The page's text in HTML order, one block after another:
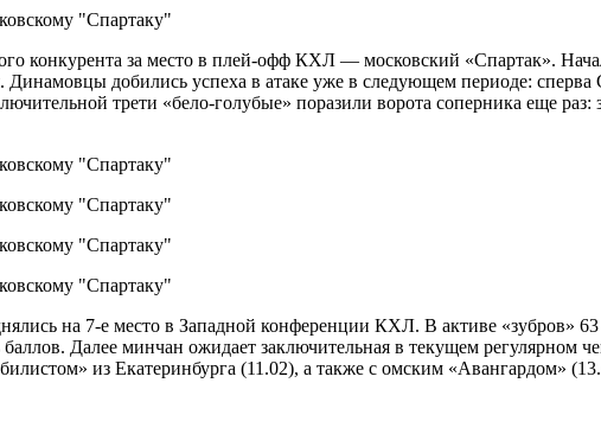
конкурента за место в плей-офф КХЛ — московский «Спартак».
Динамовцы добились успеха в атаке уже в следующем периоде:
трети «бело-голубые» поразили ворота соперника еще раз:
на 7-е место в Западной конференции КХЛ. В активе «зубров»
Далее минчан ожидает заключительная в текущем регулярном
из Екатеринбурга (11.02), а также с омским «Авангардом»